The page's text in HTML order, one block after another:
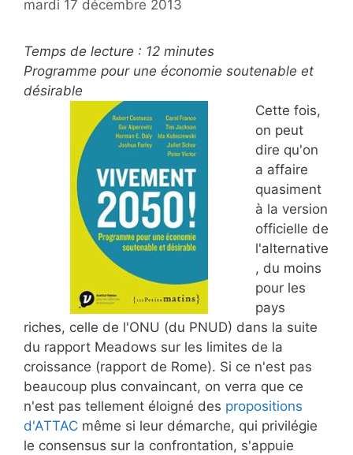
mardi 17 décembre 2013
Temps de lecture : 12 minutes
Programme pour une économie soutenable et
désirable
Cette fois,
on peut
dire qu'on
a affaire
quasiment
à la version
officielle de
l'alternative
, du moins
pour les
pays
riches, celle de l'ONU (du PNUD) dans la suite
du rapport Meadows sur les limites de la
croissance (rapport de Rome). Si ce n'est pas
beaucoup plus convaincant, on verra que ce
n'est pas tellement éloigné des propositions
d'ATTAC même si leur démarche, qui privilégie
le consensus sur la confrontation, s'appuie